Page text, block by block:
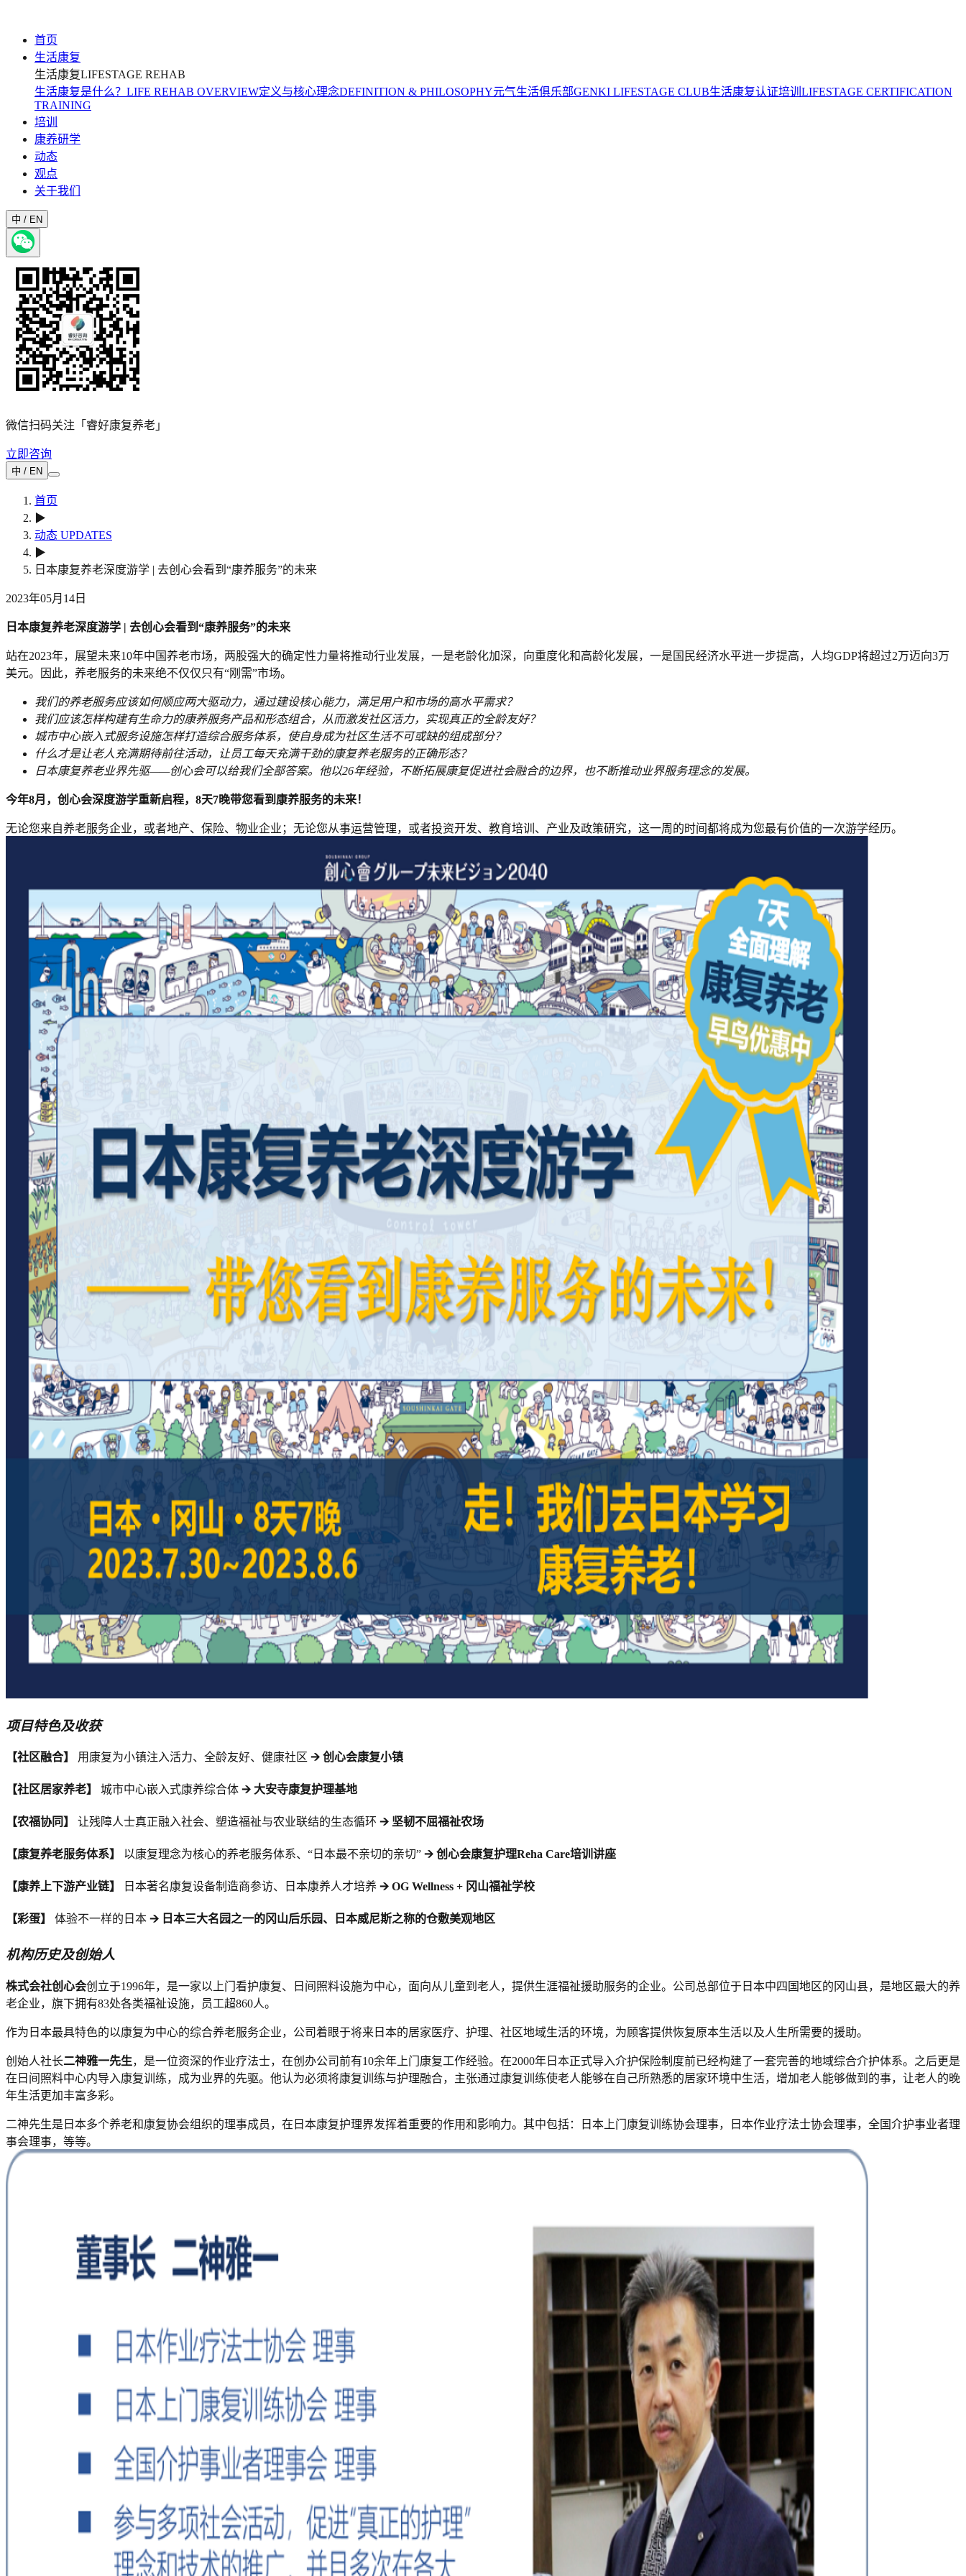
首页
生活康复
生活康复LIFESTAGE REHAB
生活康复是什么？ LIFE REHAB OVERVIEW定义与核心理念DEFINITION & PHILOSOPHY元气生活俱乐部GENKI LIFESTAGE CLUB生活康复认证培训 LIFESTAGE CERTIFICATION
TRAINING
培训
康养研学
动态
观点
关于我们
中 / EN
微信扫码关注「睿好康复养老」
立即咨询
中 / EN
首页
▶
动态 UPDATES
▶
日本康复养老深度游学 | 去创心会看到“康养服务”的未来
2023年05月14日
日本康复养老深度游学 | 去创心会看到“康养服务”的未来
站在2023年，展望未来10年中国养老市场，两股强大的确定性力量将推动行业发展，一是老龄化加深，向重度化和高龄化发展，一是国民经济水平进一步提高，人均GDP将超过2万迈向3万
美元。因此，养老服务的未来绝不仅仅只有“刚需”市场。
我们的养老服务应该如何顺应两大驱动力，通过建设核心能力，满足用户和市场的高水平需求？
我们应该怎样构建有生命力的康养服务产品和形态组合，从而激发社区活力，实现真正的全龄友好？
城市中心嵌入式服务设施怎样打造综合服务体系，使自身成为社区生活不可或缺的组成部分？
什么才是让老人充满期待前往活动，让员工每天充满干劲的康复养老服务的正确形态？
日本康复养老业界先驱——创心会可以给我们全部答案。他以26年经验，不断拓展康复促进社会融合的边界，也不断推动业界服务理念的发展。
今年8月，创心会深度游学重新启程，8天7晚带您看到康养服务的未来！
无论您来自养老服务企业，或者地产、保险、物业企业；无论您从事运营管理，或者投资开发、教育培训、产业及政策研究，这一周的时间都将成为您最有价值的一次游学经历。
项目特色及收获
【社区融合】 用康复为小镇注入活力、全龄友好、健康社区 🡪 创心会康复小镇
【社区居家养老】 城市中心嵌入式康养综合体 🡪 大安寺康复护理基地
【农福协同】 让残障人士真正融入社会、塑造福祉与农业联结的生态循环 🡪 坚韧不屈福祉农场
【康复养老服务体系】 以康复理念为核心的养老服务体系、“日本最不亲切的亲切” 🡪 创心会康复护理Reha Care培训讲座
【康养上下游产业链】 日本著名康复设备制造商参访、日本康养人才培养 🡪 OG Wellness + 冈山福祉学校
【彩蛋】 体验不一样的日本 🡪 日本三大名园之一的冈山后乐园、日本威尼斯之称的仓敷美观地区
机构历史及创始人
株式会社创心会创立于1996年，是一家以上门看护康复、日间照料设施为中心，面向从儿童到老人，提供生涯福祉援助服务的企业。公司总部位于日本中四国地区的冈山县，是地区最大的养
老企业，旗下拥有83处各类福祉设施，员工超860人。
作为日本最具特色的以康复为中心的综合养老服务企业，公司着眼于将来日本的居家医疗、护理、社区地域生活的环境，为顾客提供恢复原本生活以及人生所需要的援助。
创始人社长二神雅一先生，是一位资深的作业疗法士，在创办公司前有10余年上门康复工作经验。在2000年日本正式导入介护保险制度前已经构建了一套完善的地域综合介护体系。之后更是
在日间照料中心内导入康复训练，成为业界的先驱。他认为必须将康复训练与护理融合，主张通过康复训练使老人能够在自己所熟悉的居家环境中生活，增加老人能够做到的事，让老人的晚
年生活更加丰富多彩。
二神先生是日本多个养老和康复协会组织的理事成员，在日本康复护理界发挥着重要的作用和影响力。其中包括：日本上门康复训练协会理事，日本作业疗法士协会理事，全国介护事业者理
事会理事，等等。